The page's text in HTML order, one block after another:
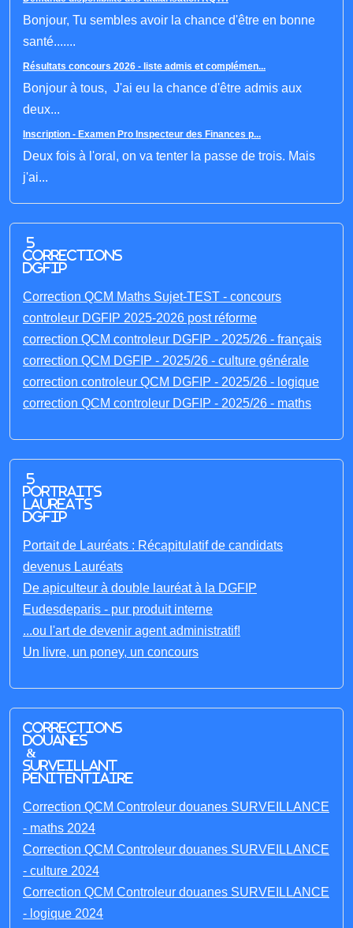
Bonjour, Tu sembles avoir la chance d'être en bonne
santé.......
Résultats concours 2026 - liste admis et complémen...
Bonjour à tous, J'ai eu la chance d'être admis aux
deux...
Inscription - Examen Pro Inspecteur des Finances p...
Deux fois à l'oral, on va tenter la passe de trois. Mais
j'ai...
5
corrections
DGFIP
Correction QCM Maths Sujet-TEST - concours
controleur DGFIP 2025-2026 post réforme
correction QCM controleur DGFIP - 2025/26 - français
correction QCM DGFIP - 2025/26 - culture générale
correction controleur QCM DGFIP - 2025/26 - logique
correction QCM controleur DGFIP - 2025/26 - maths
5
portraits
laureats
DGFIP
Portait de Lauréats : Récapitulatif de candidats
devenus Lauréats
De apiculteur à double lauréat à la DGFIP
Eudesdeparis - pur produit interne
...ou l'art de devenir agent administratif!
Un livre, un poney, un concours
Corrections
Douanes
&
Surveillant
penitentiaire
Correction QCM Controleur douanes SURVEILLANCE
- maths 2024
Correction QCM Controleur douanes SURVEILLANCE
- culture 2024
Correction QCM Controleur douanes SURVEILLANCE
- logique 2024